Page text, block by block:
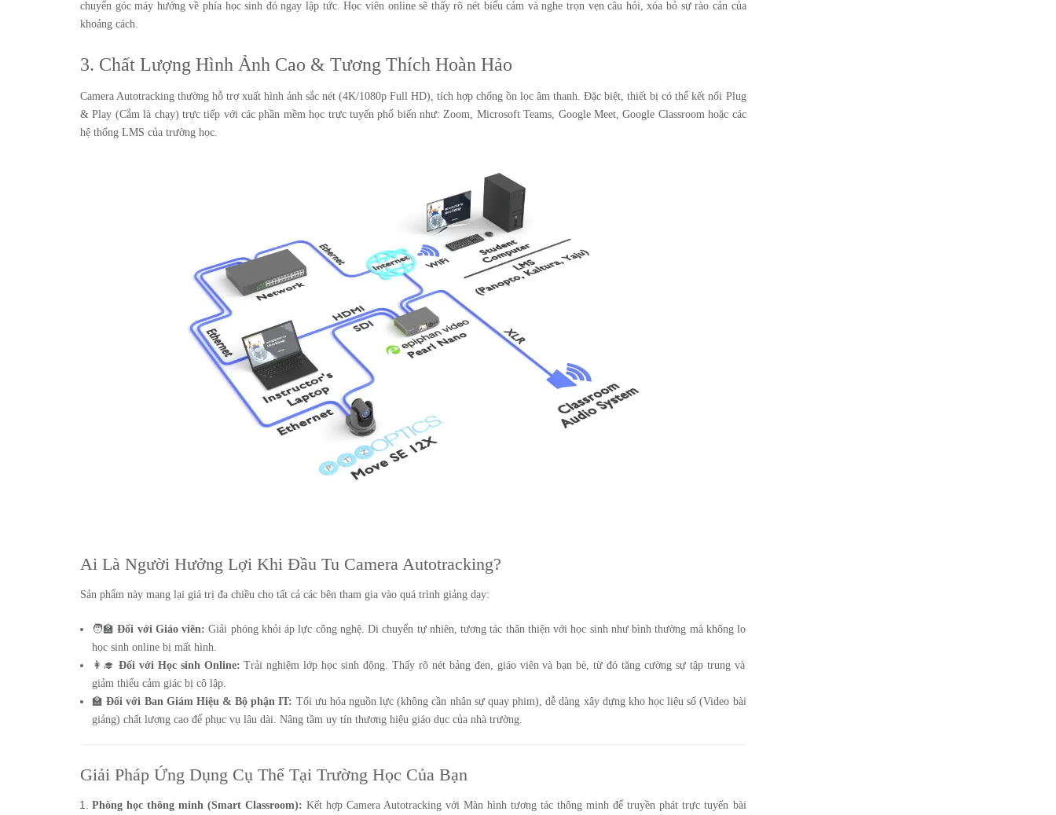
chuyển góc máy hướng về phía học sinh đó ngay lập tức. Học viên online sẽ thấy rõ nét biểu cảm và nghe trọn vẹn câu hỏi, xóa bỏ sự rào cản của
khoảng cách.
3. Chất Lượng Hình Ảnh Cao & Tương Thích Hoàn Hảo
Camera Autotracking thường hỗ trợ xuất hình ảnh sắc nét (4K/1080p Full HD), tích hợp chống ồn lọc âm thanh. Đặc biệt, thiết bị có thể kết nối Plug
& Play (Cắm là chạy) trực tiếp với các phần mềm học trực tuyến phổ biến như: Zoom, Microsoft Teams, Google Meet, Google Classroom hoặc các
hệ thống LMS của trường học.
Ai Là Người Hưởng Lợi Khi Đầu Tu Camera Autotracking?
Sản phẩm này mang lại giá trị đa chiều cho tất cả các bên tham gia vào quá trình giảng dạy:
🧑‍🏫Đối với Giáo viên: Giải phóng khỏi áp lực công nghệ. Di chuyển tự nhiên, tương tác thân thiện với học sinh như bình thường mà không lo
học sinh online bị mất hình.
👩‍🎓 Đối với Học sinh Online: Trải nghiệm lớp học sinh động. Thấy rõ nét bảng đen, giáo viên và bạn bè, từ đó tăng cường sự tập trung và
giảm thiểu cảm giác bị cô lập.
🏫Đối với Ban Giám Hiệu & Bộ phận IT: Tối ưu hóa nguồn lực (không cần nhân sự quay phim), dễ dàng xây dựng kho học liệu số (Video bài
giảng) chất lượng cao để phục vụ lâu dài. Nâng tầm uy tín thương hiệu giáo dục của nhà trường.
Giải Pháp Ứng Dụng Cụ Thể Tại Trường Học Của Bạn
Phòng học thông minh (Smart Classroom): Kết hợp Camera Autotracking với Màn hình tương tác thông minh để truyền phát trực tuyến bài